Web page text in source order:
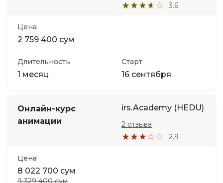
3.6
Цена
2 759 400 сум
Длительность
1 месяц
Старт
16 сентября
Онлайн-курс
анимации
irs.Academy (HEDU)
2.9
2 отзыва
Цена
8 022 700 сум
9 329 400 сум